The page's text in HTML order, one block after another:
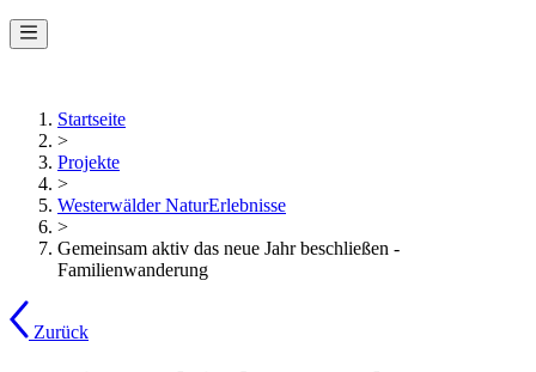
Startseite
>
Projekte
>
Westerwälder NaturErlebnisse
>
Gemeinsam aktiv das neue Jahr beschließen -
Familienwanderung
Zurück